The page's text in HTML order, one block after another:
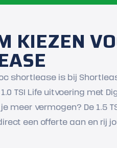
KIEZEN
shortlease is bij
TSI Life uitvoering met
meer vermogen? De 1.5
een offerte aan en rij